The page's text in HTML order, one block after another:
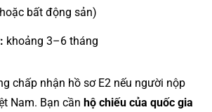
bất động sản)
khoảng 3–6 tháng
chấp nhận hồ sơ E2 nếu người nộp
Nam. Bạn cần hộ chiếu của quốc gia